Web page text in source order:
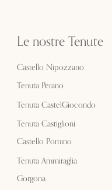
Le nostre Tenute
Castello Nipozzano
Tenuta Perano
Tenuta CastelGiocondo
Tenuta Castiglioni
Castello Pomino
Tenuta Ammiraglia
Gorgona